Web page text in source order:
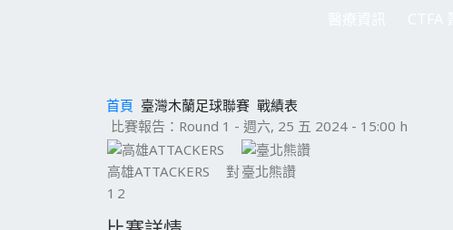
首頁 臺灣木蘭足球聯賽 戰績表
比賽報告：Round 1 - 週六, 25 五 2024 - 15:00 h
高雄ATTACKERS 對臺北熊讚
1 2